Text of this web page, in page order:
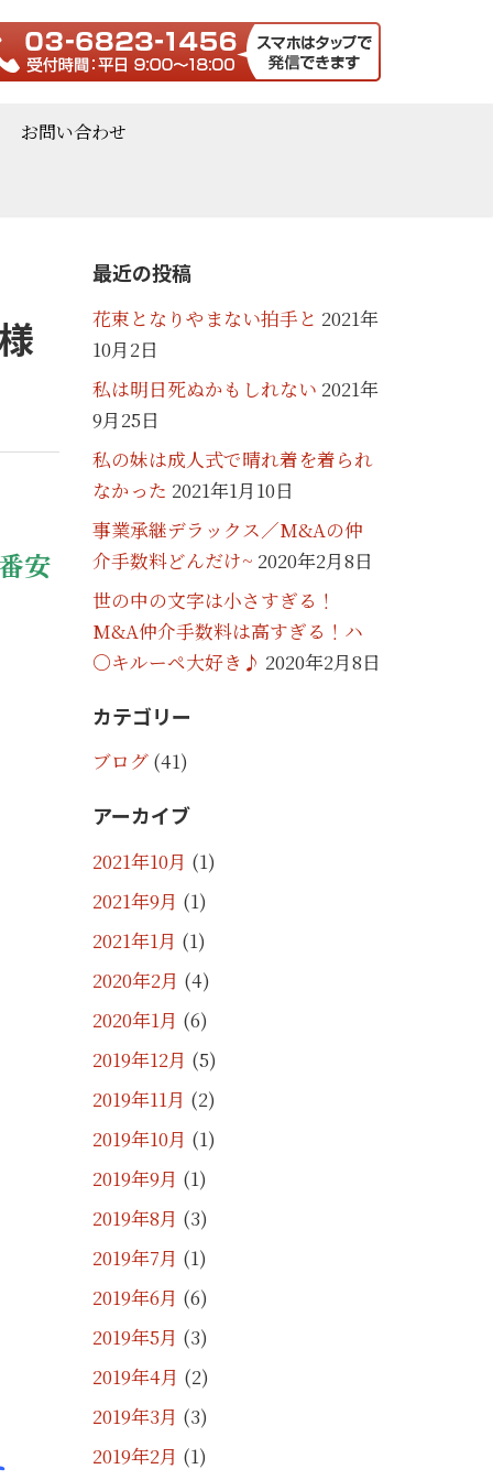
お問い合わせ
安
最近の投稿
花束となりやまない拍手と 2021年
10月2日
私は明日死ぬかもしれない 2021年
9月25日
私の妹は成人式で晴れ着を着られ
なかった 2021年1月10日
事業承継デラックス／M&Aの仲
介手数料どんだけ~ 2020年2月8日
世の中の文字は小さすぎる！
M&A仲介手数料は高すぎる！ハ
〇キルーペ大好き♪ 2020年2月8日
カテゴリー
ブログ(41)
アーカイブ
2021年10月 (1)
2021年9月 (1)
2021年1月 (1)
2020年2月 (4)
2020年1月 (6)
2019年12月 (5)
2019年11月 (2)
2019年10月 (1)
2019年9月 (1)
2019年8月 (3)
2019年7月 (1)
2019年6月 (6)
2019年5月 (3)
2019年4月 (2)
2019年3月 (3)
2019年2月 (1)